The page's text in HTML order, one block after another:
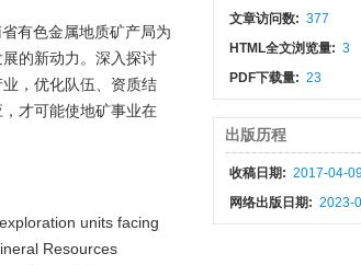
有色金属地质矿产局为
的新动力。深入探讨
，优化队伍、资质结
才可能使地矿事业在
units facing
Resources
文章访问数: 377
HTML全文浏览量: 3
PDF下载量: 23
出版历程
收稿日期: 2017-04-
网络出版日期: 2023-